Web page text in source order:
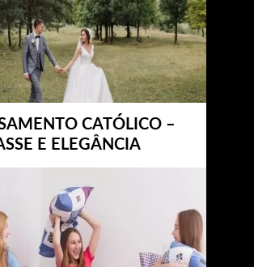
CATÓLICO –
E ELEGÂNCIA